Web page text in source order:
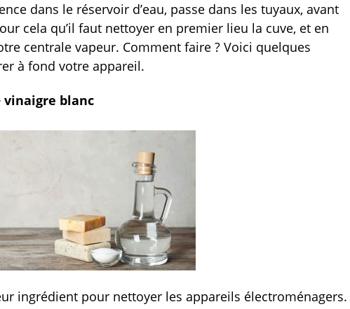
dans le réservoir d’eau, passe dans les tuyaux, avant
cela qu’il faut nettoyer en premier lieu la cuve, et en
centrale vapeur. Comment faire ? Voici quelques
à fond votre appareil.
vinaigre blanc
ingrédient pour nettoyer les appareils électroménagers.